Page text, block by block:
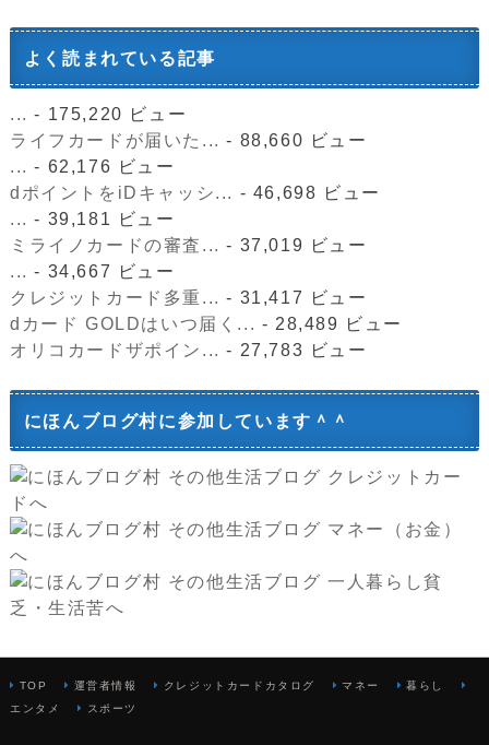
よく読まれている記事
... - 175,220 ビュー
ライフカードが届いた... - 88,660 ビュー
... - 62,176 ビュー
dポイントをiDキャッシ... - 46,698 ビュー
... - 39,181 ビュー
ミライノカードの審査... - 37,019 ビュー
... - 34,667 ビュー
クレジットカード多重... - 31,417 ビュー
dカード GOLDはいつ届く... - 28,489 ビュー
オリコカードザポイン... - 27,783 ビュー
にほんブログ村に参加しています＾＾
TOP 運営者情報 クレジットカードカタログ マネー
暮らし
エンタメ
スポーツ